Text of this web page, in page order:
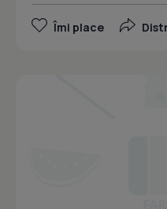
Îmi place